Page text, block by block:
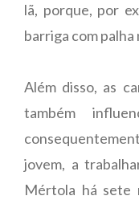
lã, porque, por
barriga com palha
Além disso, as
também
jovem, a
Mértola há sete